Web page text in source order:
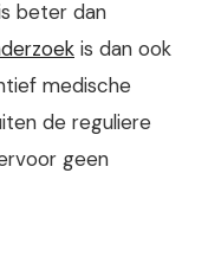
beter dan
is dan ook
medische
de reguliere
geen